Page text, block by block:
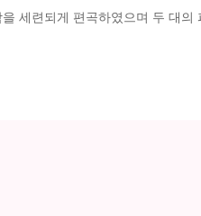
세련되게 편곡하였으며 두 대